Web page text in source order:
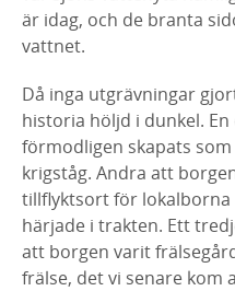
är idag, och de branta
vattnet.
Då inga utgrävningar
historia höljd i dunkel.
förmodligen skapats
krigståg. Andra att
tillflyktsort för
härjade i trakten. Ett
att borgen varit
frälse, det vi senare kom